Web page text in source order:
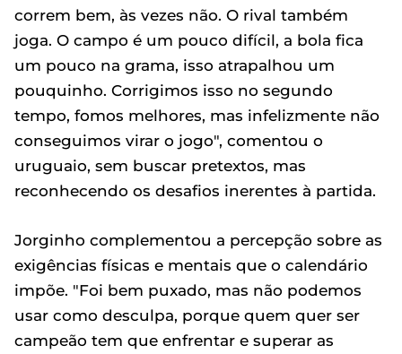
correm bem, às vezes não. O rival também
joga. O campo é um pouco difícil, a bola fica
um pouco na grama, isso atrapalhou um
pouquinho. Corrigimos isso no segundo
tempo, fomos melhores, mas infelizmente não
conseguimos virar o jogo", comentou o
uruguaio, sem buscar pretextos, mas
reconhecendo os desafios inerentes à partida.
Jorginho complementou a percepção sobre as
exigências físicas e mentais que o calendário
impõe. "Foi bem puxado, mas não podemos
usar como desculpa, porque quem quer ser
campeão tem que enfrentar e superar as